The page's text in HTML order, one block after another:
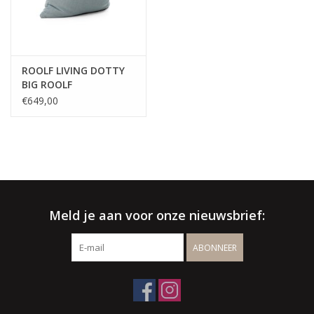
Wenst u een offerte op maat ?
offerte
√ Jarenlange ervaring
√ Persoonlijke service
ROOLF LIVING DOTTY
BIG ROOLF
€649,00
Meld je aan voor onze nieuwsbrief:
ABONNEER